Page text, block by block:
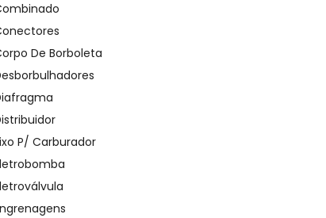
De Borboleta
P/ Carburador